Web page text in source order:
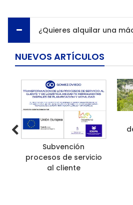
¿Quieres alquilar una
NUEVOS ARTÍCULOS
Subvención
procesos de servicio
al cliente